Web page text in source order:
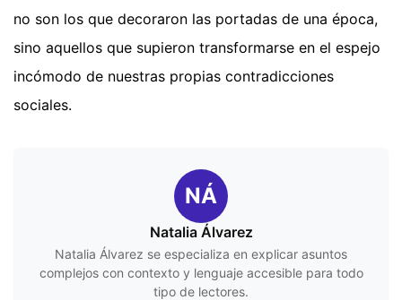
no son los que decoraron las portadas de una época,
sino aquellos que supieron transformarse en el espejo
incómodo de nuestras propias contradicciones
sociales.
NÁ
Natalia Álvarez
Natalia Álvarez se especializa en explicar asuntos
complejos con contexto y lenguaje accesible para todo
tipo de lectores.